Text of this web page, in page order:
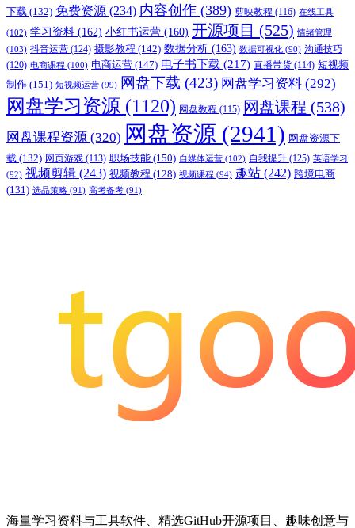
下载 (132) 免费资源 (234) 内容创作 (389) 剪映教程 (116) 在线工具
(102) 学习资料 (162) 小红书运营 (160) 开源项目 (525) 情绪管理
(103) 抖音运营 (124) 摄影教程 (142) 数据分析 (163) 数据可视化 (90) 沟通技巧
(120) 电商课程 (100) 电商运营 (147) 电子书下载 (217) 直播带货 (114) 短视频
制作 (151) 短视频运营 (99) 网盘下载 (423) 网盘学习资料 (292)
网盘学习资源 (1120) 网盘教程 (115) 网盘课程 (538)
网盘课程资源 (320) 网盘资源 (2941) 网盘资源下
载 (132) 网页游戏 (113) 职场技能 (150) 自媒体运营 (102) 自我提升 (125) 英语学习
(92) 视频剪辑 (243) 视频教程 (128) 视频课程 (94) 趣站 (242) 跨境电商
(131) 选品策略 (91) 高考备考 (91)
海量学习资料与工具软件、精选GitHub开源项目、趣味创意与